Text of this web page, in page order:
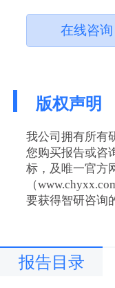
在线咨询
版权声明
我公司拥有所有
您购买报告或咨
标，及唯一官方
（
要获得智研咨询
报告目录